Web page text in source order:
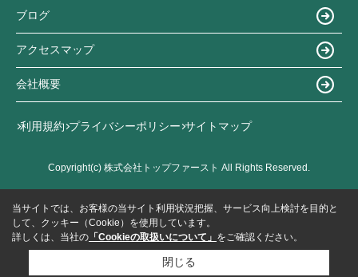
ブログ
アクセスマップ
会社概要
利用規約 プライバシーポリシー サイトマップ
Copyright(c) 株式会社トップファースト All Rights Reserved.
当サイトでは、お客様の当サイト利用状況把握、サービス向上検討を目的と
して、クッキー（Cookie）を使用しています。
詳しくは、当社の 「Cookieの取扱いについて」 をご確認ください。
閉じる